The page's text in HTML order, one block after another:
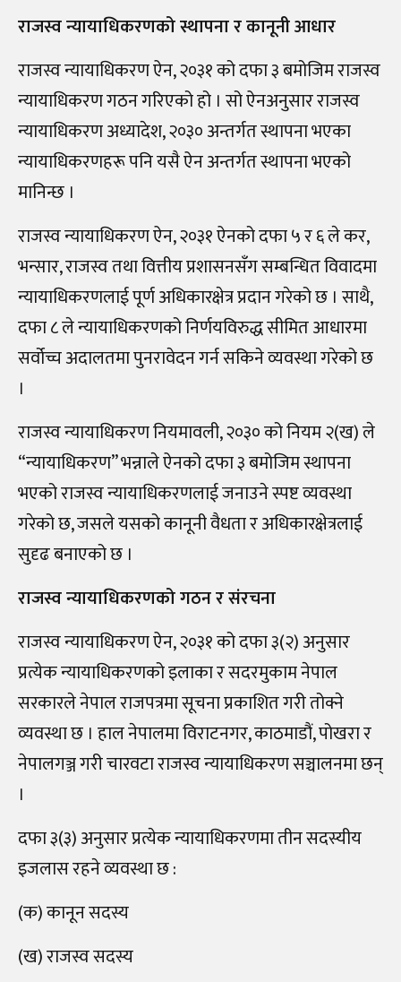
राजस्व न्यायाधिकरणको स्थापना र कानूनी आधार
राजस्व न्यायाधिकरण ऐन, २०३१ को दफा ३ बमोजिम राजस्व
न्यायाधिकरण गठन गरिएको हो । सो ऐनअनुसार राजस्व
न्यायाधिकरण अध्यादेश, २०३० अन्तर्गत स्थापना भएका
न्यायाधिकरणहरू पनि यसै ऐन अन्तर्गत स्थापना भएको
मानिन्छ ।
राजस्व न्यायाधिकरण ऐन, २०३१ ऐनको दफा ५ र ६ ले कर,
भन्सार, राजस्व तथा वित्तीय प्रशासनसँग सम्बन्धित विवादमा
न्यायाधिकरणलाई पूर्ण अधिकारक्षेत्र प्रदान गरेको छ । साथै,
दफा ८ ले न्यायाधिकरणको निर्णयविरुद्ध सीमित आधारमा
सर्वोच्च अदालतमा पुनरावेदन गर्न सकिने व्यवस्था गरेको छ
।
राजस्व न्यायाधिकरण नियमावली, २०३० को नियम २(ख) ले
“न्यायाधिकरण” भन्नाले ऐनको दफा ३ बमोजिम स्थापना
भएको राजस्व न्यायाधिकरणलाई जनाउने स्पष्ट व्यवस्था
गरेको छ, जसले यसको कानूनी वैधता र अधिकारक्षेत्रलाई
सुदृढ बनाएको छ ।
राजस्व न्यायाधिकरणको गठन र संरचना
राजस्व न्यायाधिकरण ऐन, २०३१ को दफा ३(२) अनुसार
प्रत्येक न्यायाधिकरणको इलाका र सदरमुकाम नेपाल
सरकारले नेपाल राजपत्रमा सूचना प्रकाशित गरी तोक्ने
व्यवस्था छ । हाल नेपालमा विराटनगर, काठमाडौं, पोखरा र
नेपालगञ्ज गरी चारवटा राजस्व न्यायाधिकरण सञ्चालनमा छन्
।
दफा ३(३) अनुसार प्रत्येक न्यायाधिकरणमा तीन सदस्यीय
इजलास रहने व्यवस्था छ :
(क) कानून सदस्य
(ख) राजस्व सदस्य